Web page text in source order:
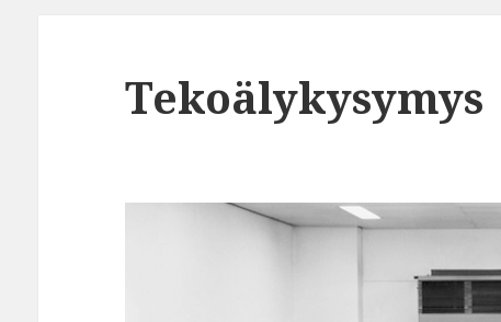
Tekoälykysymys